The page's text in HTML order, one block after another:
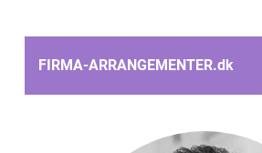
FIRMA-ARRANGEMENTER.dk